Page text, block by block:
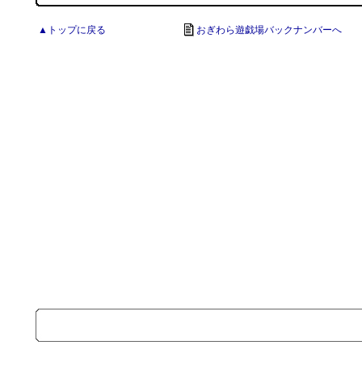
▲トップに戻る おぎわら遊戯場バックナンバーへ